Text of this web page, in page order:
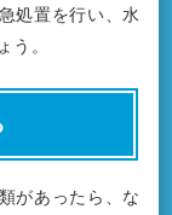
処置を行い、水
う。
があったら、な